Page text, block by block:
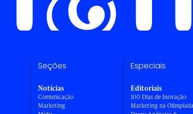
Seções
Notícias
Comunicação
Marketing
Especiais
Editoriais
100 Dias de Inovação
Marketing na Olimpíada